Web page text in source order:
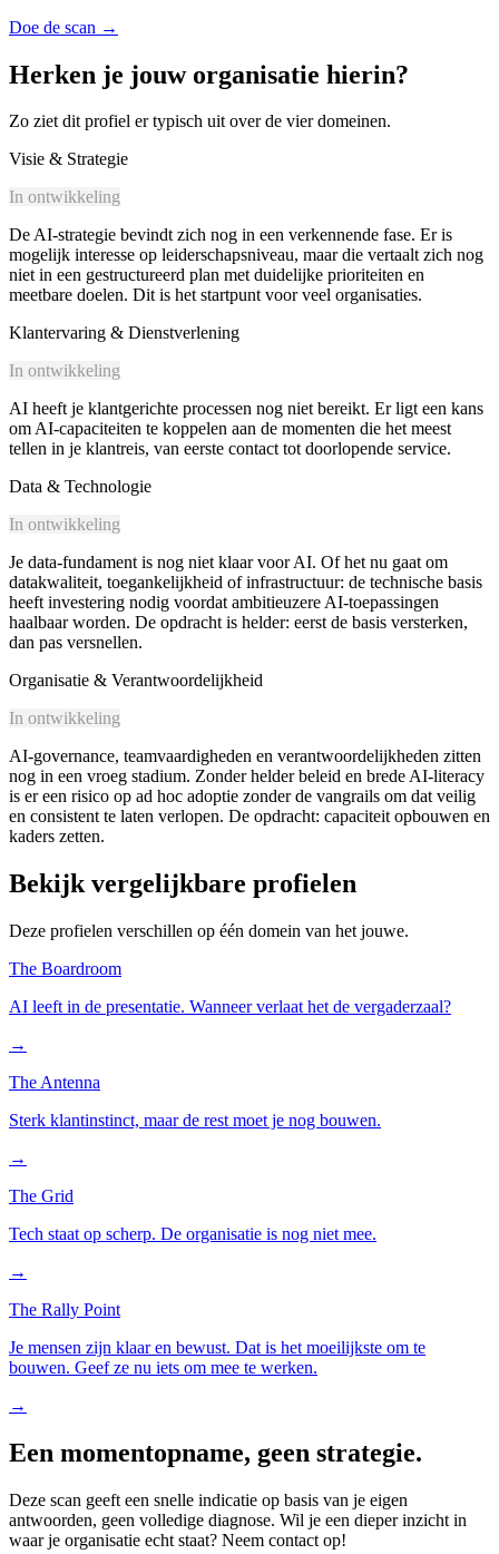
Doe de scan →
Herken je jouw organisatie hierin?
Zo ziet dit profiel er typisch uit over de vier domeinen.
Visie & Strategie
In ontwikkeling
De AI-strategie bevindt zich nog in een verkennende fase. Er is
mogelijk interesse op leiderschapsniveau, maar die vertaalt zich nog
niet in een gestructureerd plan met duidelijke prioriteiten en
meetbare doelen. Dit is het startpunt voor veel organisaties.
Klantervaring & Dienstverlening
In ontwikkeling
AI heeft je klantgerichte processen nog niet bereikt. Er ligt een kans
om AI-capaciteiten te koppelen aan de momenten die het meest
tellen in je klantreis, van eerste contact tot doorlopende service.
Data & Technologie
In ontwikkeling
Je data-fundament is nog niet klaar voor AI. Of het nu gaat om
datakwaliteit, toegankelijkheid of infrastructuur: de technische basis
heeft investering nodig voordat ambitieuzere AI-toepassingen
haalbaar worden. De opdracht is helder: eerst de basis versterken,
dan pas versnellen.
Organisatie & Verantwoordelijkheid
In ontwikkeling
AI-governance, teamvaardigheden en verantwoordelijkheden zitten
nog in een vroeg stadium. Zonder helder beleid en brede AI-literacy
is er een risico op ad hoc adoptie zonder de vangrails om dat veilig
en consistent te laten verlopen. De opdracht: capaciteit opbouwen en
kaders zetten.
Bekijk vergelijkbare profielen
Deze profielen verschillen op één domein van het jouwe.
The Boardroom
AI leeft in de presentatie. Wanneer verlaat het de vergaderzaal?
→
The Antenna
Sterk klantinstinct, maar de rest moet je nog bouwen.
→
The Grid
Tech staat op scherp. De organisatie is nog niet mee.
→
The Rally Point
Je mensen zijn klaar en bewust. Dat is het moeilijkste om te
bouwen. Geef ze nu iets om mee te werken.
→
Een momentopname, geen strategie.
Deze scan geeft een snelle indicatie op basis van je eigen
antwoorden, geen volledige diagnose. Wil je een dieper inzicht in
waar je organisatie echt staat? Neem contact op!